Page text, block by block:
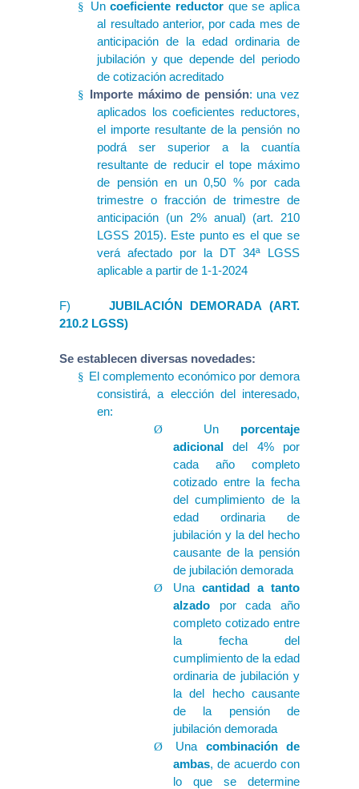
§ Uncoeficiente reductor que se aplica
al resultado anterior, por cada mes de
anticipación de la edad ordinaria de
jubilación y que depende del periodo
de cotización acreditado
§ Importe máximo de pensión: una vez
aplicados los coeficientes reductores,
el importe resultante de la pensión no
podrá ser superior a la cuantía
resultante de reducir el tope máximo
de pensión en un 0,50 % por cada
trimestre o fracción de trimestre de
anticipación (un 2% anual) (art. 210
LGSS 2015). Este punto es el que se
verá afectado por la DT 34ª LGSS
aplicable a partir de 1-1-2024
F) JUBILACIÓN DEMORADA (ART.
210.2 LGSS)
Se establecen diversas novedades:
§ El complemento económico por demora
consistirá, a elección del interesado,
en:
Ø Un porcentaje
adicionaldel 4% por
cada año completo
cotizado entre la fecha
del cumplimiento de la
edad ordinaria de
jubilación y la del hecho
causante de la pensión
de jubilación demorada
Ø Unacantidad a tanto
alzado por cada año
completo cotizado entre
la fecha del
cumplimiento de la edad
ordinaria de jubilación y
la del hecho causante
de la pensión de
jubilación demorada
Ø Una combinación de
ambas, de acuerdo con
lo que se determine